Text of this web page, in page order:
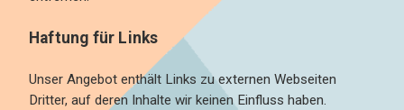
Haftung für Links
Unser Angebot enthält Links zu externen Webseiten
Dritter, auf deren Inhalte wir keinen Einfluss haben.